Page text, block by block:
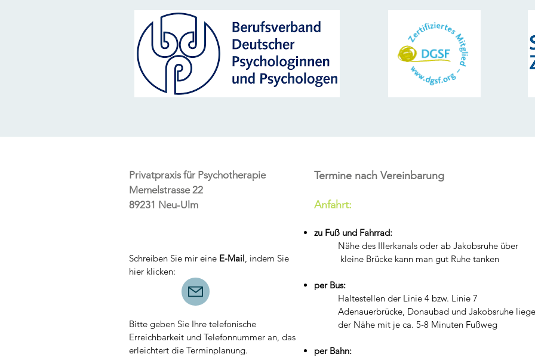
Privatpraxis für Psychotherapie
Memelstrasse 22
89231 Neu-Ulm
Schreiben Sie mir eine E-Mail, indem Sie
hier klicken:
Bitte geben Sie Ihre telefonische
Erreichbarkeit und Telefonnummer an, das
erleichtert die Terminplanung.
Termine nach Vereinbarung
Anfahrt:
zu Fuß und Fahrrad:
Nähe des Illerkanals oder ab Jakobsruhe über
kleine Brücke kann man gut Ruhe tanken
per Bus:
Haltestellen der Linie 4 bzw. Linie 7
Adenauerbrücke, Donaubad und Jakobsruhe
der Nähe mit je ca. 5-8 Minuten Fußweg
per Bahn: